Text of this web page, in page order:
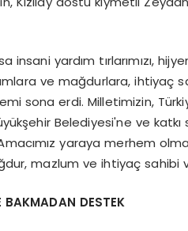
insani yardım tırlarımızı,
ve mağdurlara, ihtiyaç
sona erdi. Milletimizin,
Belediyesi'ne ve
yaraya merhem
mazlum ve ihtiyaç sahibi
BAKMADAN DESTEK